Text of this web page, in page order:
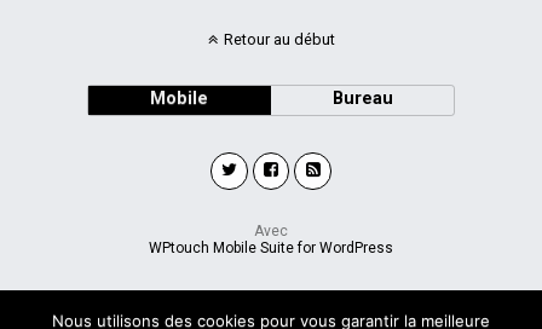
Retour au début
Mobile Bureau
Avec
WPtouch Mobile Suite for WordPress
Nous utilisons des cookies pour vous garantir la meilleure